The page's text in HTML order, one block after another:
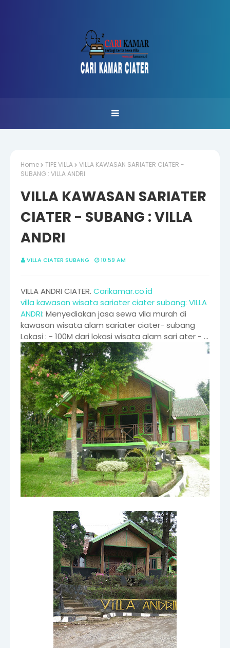
Home TIPE VILLA
VILLA KAWASAN SARIATER CIATER -
SUBANG : VILLA ANDRI
VILLA KAWASAN SARIATER
CIATER - SUBANG : VILLA
ANDRI
VILLA CIATER SUBANG 10:59 AM
VILLA ANDRI CIATER. Carikamar.co.id
villa kawasan wisata sariater ciater subang: VILLA
ANDRI: Menyediakan jasa sewa vila murah di
kawasan wisata alam sariater ciater- subang
Lokasi : - 100M dari lokasi wisata alam sari ater - ...